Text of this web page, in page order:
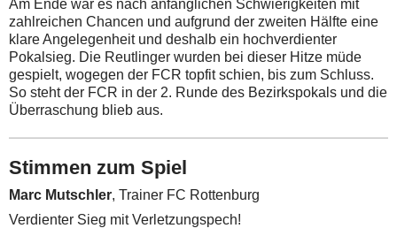
Am Ende war es nach anfänglichen Schwierigkeiten mit
zahlreichen Chancen und aufgrund der zweiten Hälfte eine
klare Angelegenheit und deshalb ein hochverdienter
Pokalsieg. Die Reutlinger wurden bei dieser Hitze müde
gespielt, wogegen der FCR topfit schien, bis zum Schluss.
So steht der FCR in der 2. Runde des Bezirkspokals und die
Überraschung blieb aus.
Stimmen zum Spiel
Marc Mutschler, Trainer FC Rottenburg
Verdienter Sieg mit Verletzungspech!